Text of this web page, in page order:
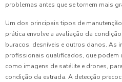
problemas antes que se tornem mais
Um dos principais tipos de
prática envolve a avaliação da
buracos, desníveis e outros danos. As
profissionais qualificados, que podem
como imagens de satélite e drones,
condição da estrada. A detecção